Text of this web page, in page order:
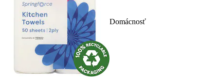
Domácnosť